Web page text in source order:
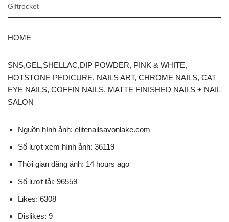
Giftrocket
HOME
SNS,GEL,SHELLAC,DIP POWDER, PINK & WHITE,
HOTSTONE PEDICURE, NAILS ART, CHROME NAILS, CAT
EYE NAILS, COFFIN NAILS, MATTE FINISHED NAILS + NAIL
SALON
Nguồn hình ảnh: elitenailsavonlake.com
Số lượt xem hình ảnh: 36119
Thời gian đăng ảnh: 14 hours ago
Số lượt tải: 96559
Likes: 6308
Dislikes: 9